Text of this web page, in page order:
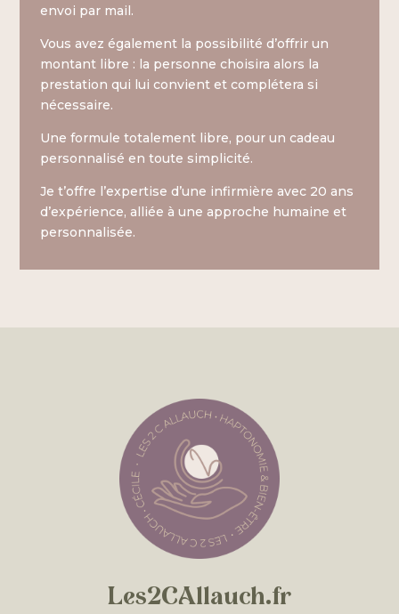
envoi par mail.
Vous avez également la possibilité d’offrir un
montant libre : la personne choisira alors la
prestation qui lui convient et complétera si
nécessaire.
Une formule totalement libre, pour un cadeau
personnalisé en toute simplicité.
Je t’offre l’expertise d’une infirmière avec 20 ans
d’expérience, alliée à une approche humaine et
personnalisée.
Les2CAllauch.fr